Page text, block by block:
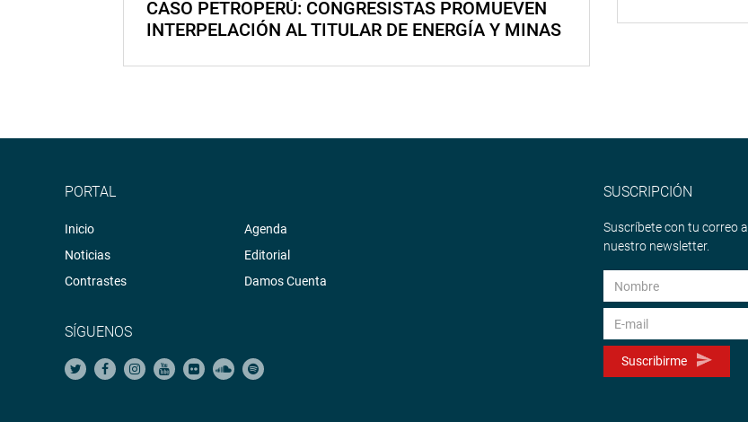
CASO PETROPERÚ: CONGRESISTAS PROMUEVEN
INTERPELACIÓN AL TITULAR DE ENERGÍA Y MINAS
PORTAL
Inicio
Noticias
Contrastes
Agenda
Editorial
Damos Cuenta
SÍGUENOS
SUSCRIPCIÓN
Suscríbete con tu correo a
nuestro newsletter.
Suscribirme